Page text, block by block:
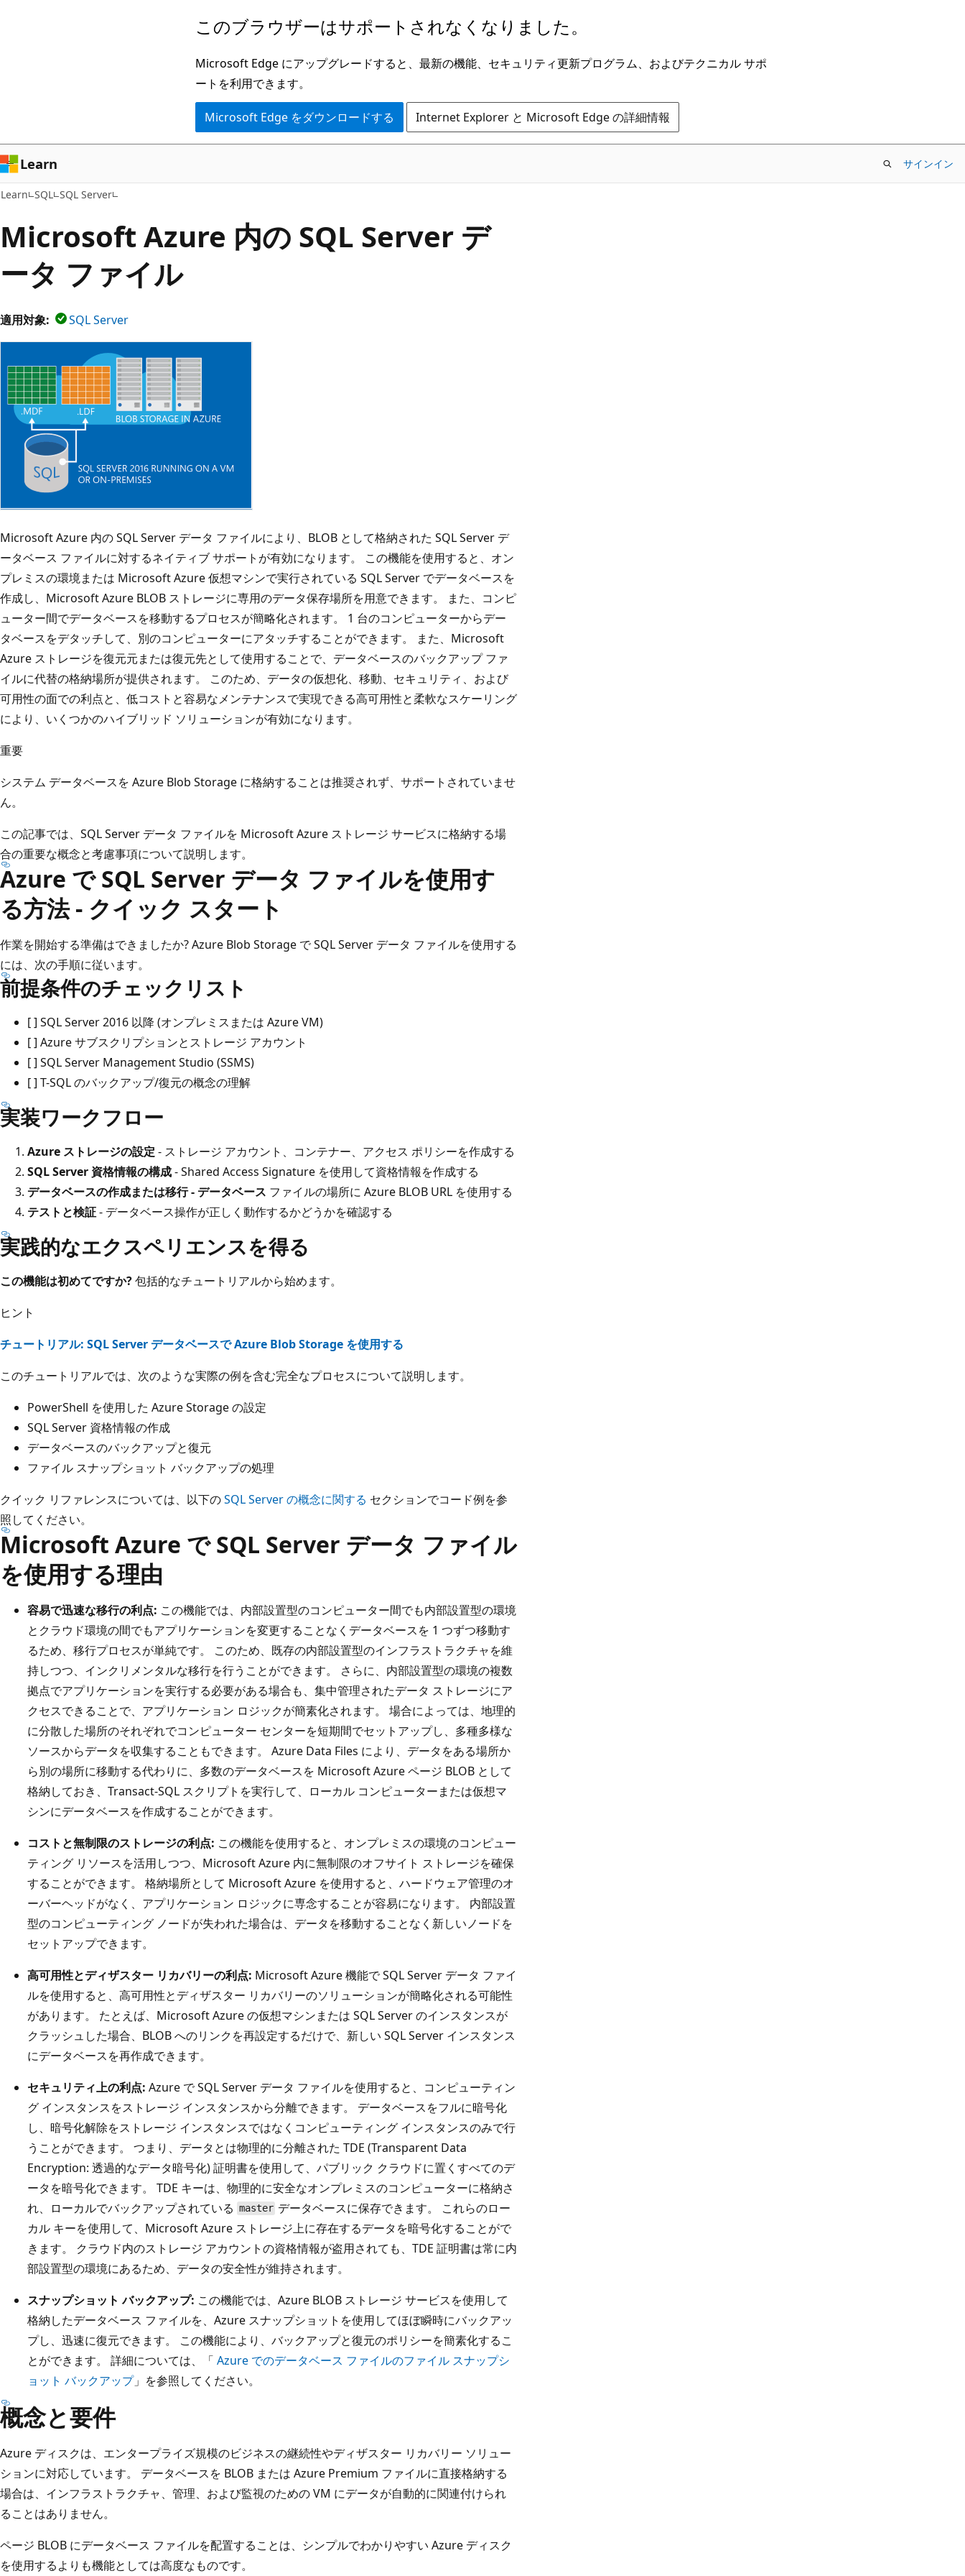
ン
ツ
に
ス
ッ
このブラウザーはサポートされなくなりました。
Microsoft Edge にアップグレードすると、最新の機能、セキュリティ更新プログラム、およびテクニカル サポ
ートを利用できます。
Microsoft Edge をダウンロードする Internet Explorer と Microsoft Edge の詳細情報
Learn サインイン
Learn SQL SQL Server
Microsoft Azure 内の SQL Server デ
ータ ファイル
適用対象: SQL Server
Microsoft Azure 内の SQL Server データ ファイルにより、BLOB として格納された SQL Server デ
ータベース ファイルに対するネイティブ サポートが有効になります。 この機能を使用すると、オン
プレミスの環境または Microsoft Azure 仮想マシンで実行されている SQL Server でデータベースを
作成し、Microsoft Azure BLOB ストレージに専用のデータ保存場所を用意できます。 また、コンピ
ューター間でデータベースを移動するプロセスが簡略化されます。 1 台のコンピューターからデー
タベースをデタッチして、別のコンピューターにアタッチすることができます。 また、Microsoft
Azure ストレージを復元元または復元先として使用することで、データベースのバックアップ ファ
イルに代替の格納場所が提供されます。 このため、データの仮想化、移動、セキュリティ、および
可用性の面での利点と、低コストと容易なメンテナンスで実現できる高可用性と柔軟なスケーリング
により、いくつかのハイブリッド ソリューションが有効になります。
重要
システム データベースを Azure Blob Storage に格納することは推奨されず、サポートされていませ
ん。
この記事では、SQL Server データ ファイルを Microsoft Azure ストレージ サービスに格納する場
合の重要な概念と考慮事項について説明します。
Azure で SQL Server データ ファイルを使用す
る方法 - クイック スタート
作業を開始する準備はできましたか? Azure Blob Storage で SQL Server データ ファイルを使用する
には、次の手順に従います。
前提条件のチェックリスト
[ ] SQL Server 2016 以降 (オンプレミスまたは Azure VM)
[ ] Azure サブスクリプションとストレージ アカウント
[ ] SQL Server Management Studio (SSMS)
[ ] T-SQL のバックアップ/復元の概念の理解
実装ワークフロー
Azure ストレージの設定 - ストレージ アカウント、コンテナー、アクセス ポリシーを作成する
SQL Server 資格情報の構成- Shared Access Signature を使用して資格情報を作成する
データベースの作成または移行 - データベース ファイルの場所に Azure BLOB URL を使用する
テストと検証- データベース操作が正しく動作するかどうかを確認する
実践的なエクスペリエンスを得る
この機能は初めてですか?包括的なチュートリアルから始めます。
ヒント
チュートリアル: SQL Server データベースで Azure Blob Storage を使用する
このチュートリアルでは、次のような実際の例を含む完全なプロセスについて説明します。
PowerShell を使用した Azure Storage の設定
SQL Server 資格情報の作成
データベースのバックアップと復元
ファイル スナップショット バックアップの処理
クイック リファレンスについては、以下のSQL Server の概念に関する セクションでコード例を参
照してください。
Microsoft Azure で SQL Server データ ファイル
を使用する理由
容易で迅速な移行の利点: この機能では、内部設置型のコンピューター間でも内部設置型の環境
とクラウド環境の間でもアプリケーションを変更することなくデータベースを 1 つずつ移動す
るため、移行プロセスが単純です。 このため、既存の内部設置型のインフラストラクチャを維
持しつつ、インクリメンタルな移行を行うことができます。 さらに、内部設置型の環境の複数
拠点でアプリケーションを実行する必要がある場合も、集中管理されたデータ ストレージにア
クセスできることで、アプリケーション ロジックが簡素化されます。 場合によっては、地理的
に分散した場所のそれぞれでコンピューター センターを短期間でセットアップし、多種多様な
ソースからデータを収集することもできます。 Azure Data Files により、データをある場所か
ら別の場所に移動する代わりに、多数のデータベースを Microsoft Azure ページ BLOB として
格納しておき、Transact-SQL スクリプトを実行して、ローカル コンピューターまたは仮想マ
シンにデータベースを作成することができます。
コストと無制限のストレージの利点: この機能を使用すると、オンプレミスの環境のコンピュー
ティング リソースを活用しつつ、Microsoft Azure 内に無制限のオフサイト ストレージを確保
することができます。 格納場所として Microsoft Azure を使用すると、ハードウェア管理のオ
ーバーヘッドがなく、アプリケーション ロジックに専念することが容易になります。 内部設置
型のコンピューティング ノードが失われた場合は、データを移動することなく新しいノードを
セットアップできます。
高可用性とディザスター リカバリーの利点: Microsoft Azure 機能で SQL Server データ ファイ
ルを使用すると、高可用性とディザスター リカバリーのソリューションが簡略化される可能性
があります。 たとえば、Microsoft Azure の仮想マシンまたは SQL Server のインスタンスが
クラッシュした場合、BLOB へのリンクを再設定するだけで、新しい SQL Server インスタンス
にデータベースを再作成できます。
セキュリティ上の利点: Azure で SQL Server データ ファイルを使用すると、コンピューティン
グ インスタンスをストレージ インスタンスから分離できます。 データベースをフルに暗号化
し、暗号化解除をストレージ インスタンスではなくコンピューティング インスタンスのみで行
うことができます。 つまり、データとは物理的に分離された TDE (Transparent Data
Encryption: 透過的なデータ暗号化) 証明書を使用して、パブリック クラウドに置くすべてのデ
ータを暗号化できます。 TDE キーは、物理的に安全なオンプレミスのコンピューターに格納さ
れ、ローカルでバックアップされている master データベースに保存できます。 これらのロー
カル キーを使用して、Microsoft Azure ストレージ上に存在するデータを暗号化することがで
きます。 クラウド内のストレージ アカウントの資格情報が盗用されても、TDE 証明書は常に内
部設置型の環境にあるため、データの安全性が維持されます。
スナップショット バックアップ: この機能では、Azure BLOB ストレージ サービスを使用して
格納したデータベース ファイルを、Azure スナップショットを使用してほぼ瞬時にバックアッ
プし、迅速に復元できます。 この機能により、バックアップと復元のポリシーを簡素化するこ
とができます。 詳細については、「 Azure でのデータベース ファイルのファイル スナップシ
ョット バックアップ」を参照してください。
概念と要件
Azure ディスクは、エンタープライズ規模のビジネスの継続性やディザスター リカバリー ソリュー
ションに対応しています。 データベースを BLOB または Azure Premium ファイルに直接格納する
場合は、インフラストラクチャ、管理、および監視のための VM にデータが自動的に関連付けられ
ることはありません。
ページ BLOB にデータベース ファイルを配置することは、シンプルでわかりやすい Azure ディスク
を使用するよりも機能としては高度なものです。